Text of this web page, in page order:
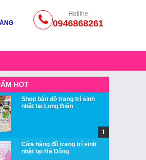
Hotline
0946868261
HOT
Shop bán đồ trang trí sinh
nhật tại Long Biên
Cửa hàng đồ trang trí sinh
nhật tại Hà Đông